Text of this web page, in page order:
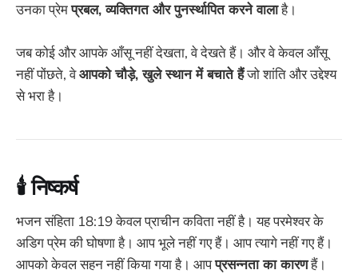
उनका प्रेमप्रबल, व्यक्तिगत और पुनर्स्थापित करने वालाहै।
जब कोई और आपके आँसू नहीं देखता, वे देखते हैं। और वे केवल आँसू
नहीं पोंछते, वेआपको चौड़े, खुले स्थान में बचाते हैंजो शांति और उद्देश्य
से भरा है।
🕯️ निष्कर्ष
भजन संहिता 18:19 केवल प्राचीन कविता नहीं है। यह परमेश्वर के
अडिग प्रेम की घोषणा है। आप भूले नहीं गए हैं। आप त्यागे नहीं गए हैं।
आपको केवल सहन नहीं किया गया है। आपप्रसन्नता का कारणहैं।